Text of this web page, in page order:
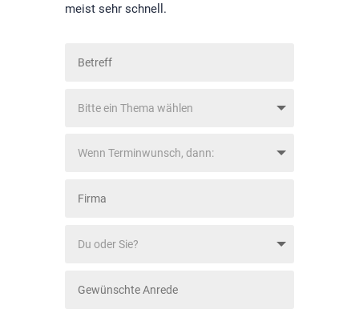
meist sehr schnell.